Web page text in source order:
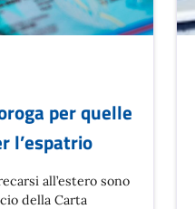
per quelle
l’espatrio
all’estero sono
della Carta